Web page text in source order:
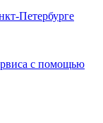
Петербурге
с помощью